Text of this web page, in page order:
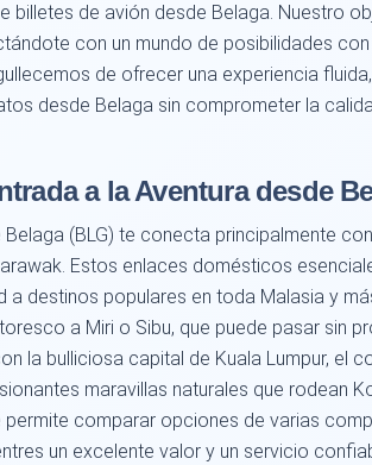
billetes de avión desde Belaga. Nuestro
con un mundo de posibilidades
de ofrecer una experiencia
desde Belaga sin comprometer la
a la Aventura desde
(BLG) te conecta principalmente
Estos enlaces domésticos
a destinos populares en toda Malasia y
a Miri o Sibu, que puede pasar sin
la bulliciosa capital de Kuala Lumpur, el
maravillas naturales que rodean
permite comparar opciones de varias
un excelente valor y un servicio